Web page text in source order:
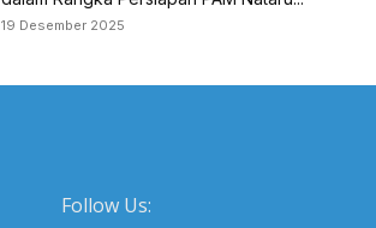
19 Desember 2025
Follow Us: